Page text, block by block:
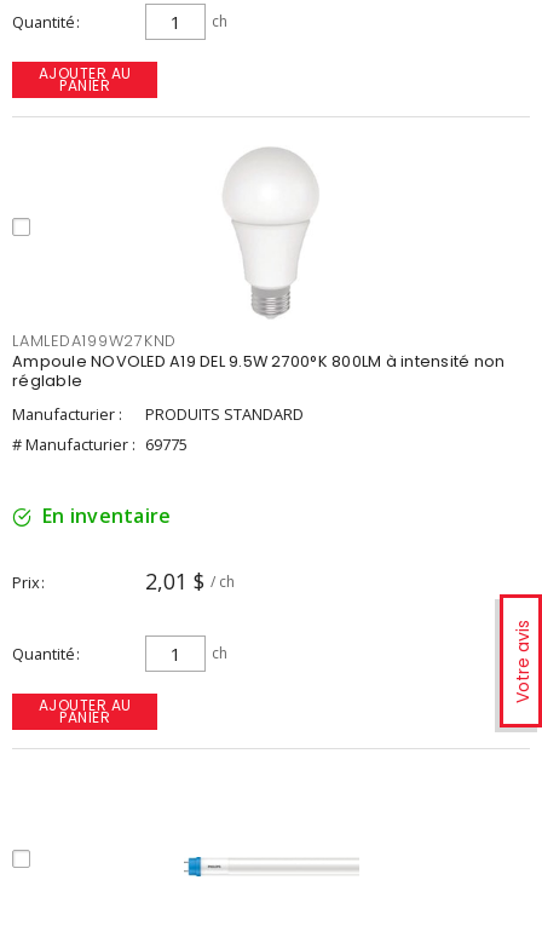
Votre avis
Quantité ch
AJOUTER AU
PANIER
LAMLEDA199W27KND
Ampoule NOVOLED A19 DEL 9.5W 2700°K 800LM à intensité non
réglable
Manufacturier :
PRODUITS STANDARD
# Manufacturier : 69775
En inventaire
Prix 2,01 $ / ch
Quantité ch
AJOUTER AU
PANIER